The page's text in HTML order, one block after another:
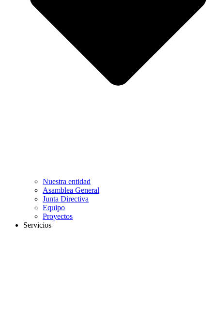
Nuestra entidad
Asamblea General
Junta Directiva
Equipo
Proyectos
Servicios